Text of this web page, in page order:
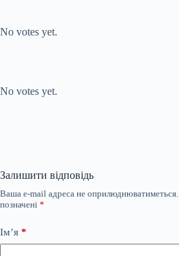
No votes yet.
No votes yet.
Залишити відповідь
Ваша e-mail адреса не оприлюднюватиметься.
позначені *
Ім’я *